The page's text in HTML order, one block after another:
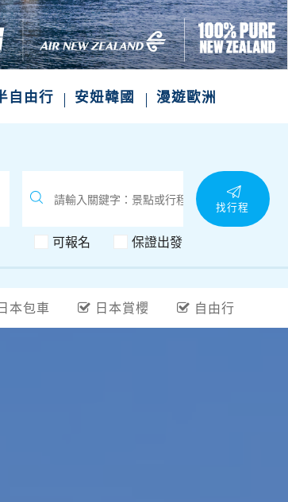
自由行 安妞韓國 漫遊歐洲
可報名 保證出發
找行程
日本包車 日本賞櫻 自由行